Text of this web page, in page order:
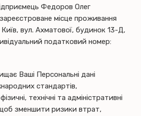
Федоров Олег
місце проживання
вул. Ахматової, будинок 13-Д,
податковий номер:
Ваші Персональні дані
стандартів,
технічні та адміністративні
зменшити ризики втрат,